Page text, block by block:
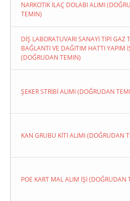
NARKOTIK İLAÇ DOLABI ALIMI
TEMIN)
DİŞ LABORATUVARI SANAYİ TİPİ GAZ
BAĞLANTI VE DAĞITIM HATTI YAPIM
(DOĞRUDAN TEMIN)
ŞEKER STRİBİ ALIMI (DOĞRUDAN
KAN GRUBU KİTİ ALIMI (DOĞRUDAN
POE KART MAL ALIM İŞİ (DOĞRUDAN